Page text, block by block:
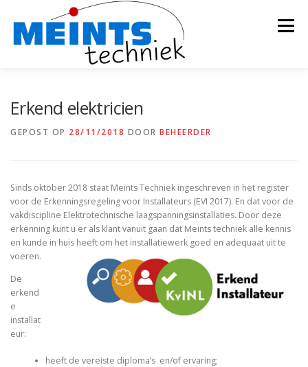
naar
inhoud
Menu
Erkend elektricien
GEPOST OP 28/11/2018 DOOR BEHEERDER
Sinds oktober 2018 staat Meints Techniek ingeschreven in het register
voor de Erkenningsregeling voor Installateurs (EVI 2017). En dat voor de
vakdiscipline Elektrotechnische laagspanningsinstallaties. Door deze
erkenning kunt u er als klant vanuit gaan dat Meints techniek alle kennis
en kunde in huis heeft om het installatiewerk goed en adequaat uit te
voeren.
De
erkend
e
installat
eur:
heeft de vereiste diploma’s en/of ervaring;